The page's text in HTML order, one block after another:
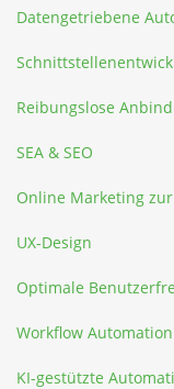
Datengetriebene
Reibungslose
SEA & SEO
Online Marketing
UX-Design
Optimale
Workflow Automation
KI-gestützte